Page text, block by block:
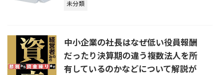
未分類
中小企業の社長はなぜ低い役員報酬
だったり決算期の違う複数法人を所
有しているのかなどについて解説が